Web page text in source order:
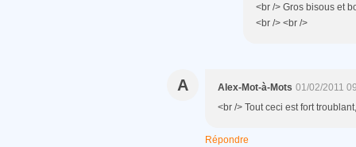
<br /> Gros bisous et
<br /> <br />
A Alex-Mot-à-Mots 01/02/2011
<br /> Tout ceci est fort
Répondre